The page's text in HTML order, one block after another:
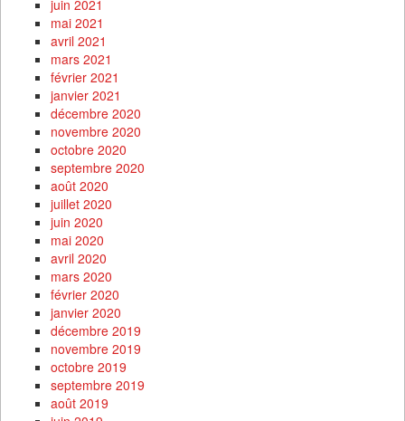
juin 2021
mai 2021
avril 2021
mars 2021
février 2021
janvier 2021
décembre 2020
novembre 2020
octobre 2020
septembre 2020
août 2020
juillet 2020
juin 2020
mai 2020
avril 2020
mars 2020
février 2020
janvier 2020
décembre 2019
novembre 2019
octobre 2019
septembre 2019
août 2019